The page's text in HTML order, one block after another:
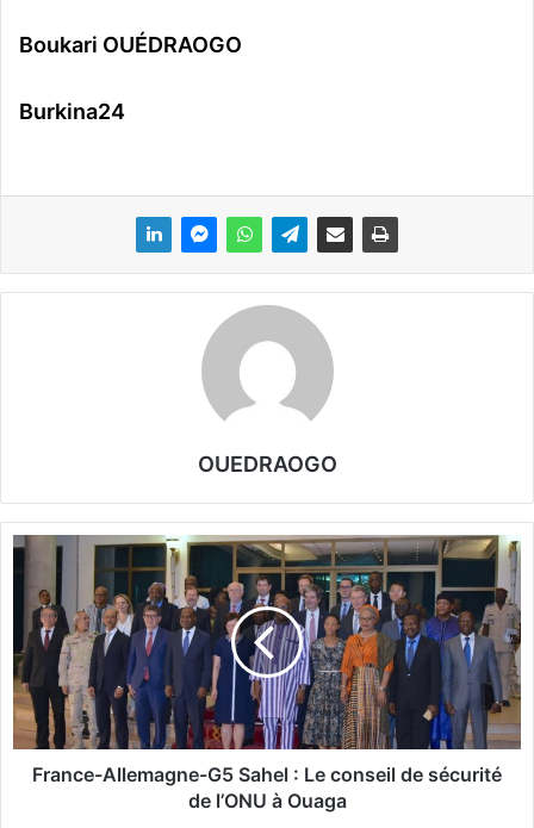
Boukari OUÉDRAOGO
Burkina24
OUEDRAOGO
F
c
e
-
A
l
France-Allemagne-G5 Sahel : Le conseil de sécurité
de l’ONU à Ouaga